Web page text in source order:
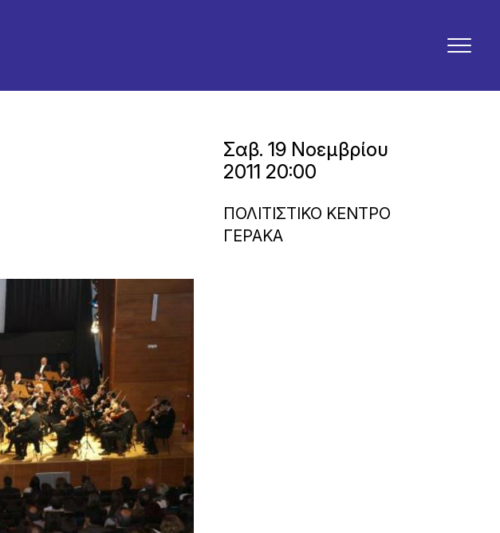
Σαβ. 19 Νοεμβρίου
2011 20:00
ΠΟΛΙΤΙΣΤΙΚΟ ΚΕΝΤΡΟ
ΓΕΡΑΚΑ